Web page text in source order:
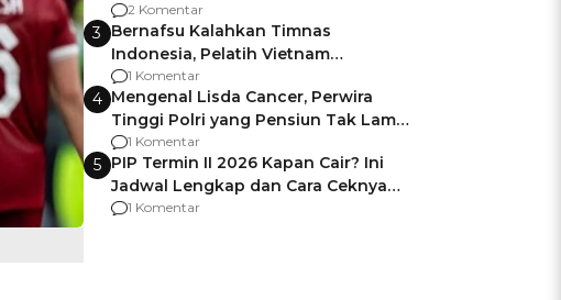
Pemalang
2 Komentar
3 Bernafsu Kalahkan Timnas
Indonesia, Pelatih Vietnam
Berencana Pakai Jimat di Pakansari
1 Komentar
4 Mengenal Lisda Cancer, Perwira
Tinggi Polri yang Pensiun Tak Lama
Usai Jadi Brigjen
1 Komentar
5 PIP Termin II 2026 Kapan Cair? Ini
Jadwal Lengkap dan Cara Ceknya
agar Dana Tidak Hangus!
1 Komentar